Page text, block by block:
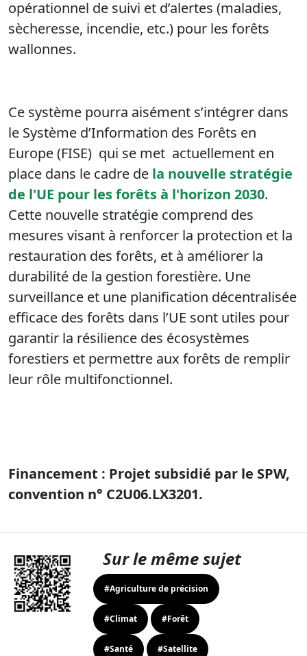
opérationnel de suivi et d’alertes (maladies,
sècheresse, incendie, etc.) pour les forêts
wallonnes.
Ce système pourra aisément s’intégrer dans
le Système d’Information des Forêts en
Europe (FISE) qui se met actuellement en
place dans le cadre de la nouvelle stratégie
de l'UE pour les forêts à l'horizon 2030.
Cette nouvelle stratégie comprend des
mesures visant à renforcer la protection et la
restauration des forêts, et à améliorer la
durabilité de la gestion forestière. Une
surveillance et une planification décentralisée
efficace des forêts dans l’UE sont utiles pour
garantir la résilience des écosystèmes
forestiers et permettre aux forêts de remplir
leur rôle multifonctionnel.
Financement : Projet subsidié par le SPW,
convention n° C2U06.LX3201.
Sur le même sujet
#Agriculture de précision
#Climat #Forêt
#Santé #Satellite